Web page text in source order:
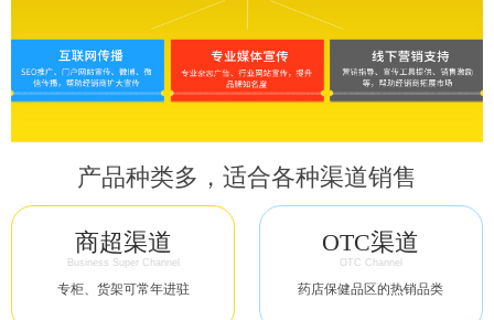
产品种类多，适合各种渠道销售
商超渠道
Business Super Channel
专柜、货架可常年进驻
OTC渠道
OTC Channel
药店保健品区的热销品类